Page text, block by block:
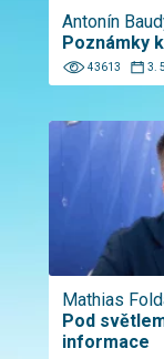
Antonín
Poznámky
43613 3.
Mathias
Pod
informace